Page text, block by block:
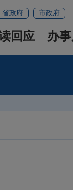
省政府 市政府
回应 办